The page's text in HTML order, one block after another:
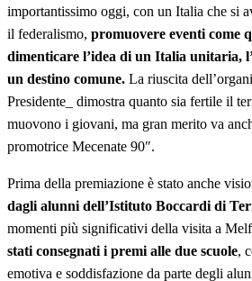
importantissimo oggi, con un Italia che si
il federalismo, promuovere eventi come
dimenticare l’idea di un Italia unitaria,
un destino comune. La riuscita
Presidente_ dimostra quanto sia fertile il
muovono i giovani, ma gran merito va
promotrice Mecenate 90″.
Prima della premiazione è stato anche
dagli alunni dell’Istituto Boccardi di
momenti più significativi della visita a
stati consegnati i premi alle due scuole,
emotiva e soddisfazione da parte degli